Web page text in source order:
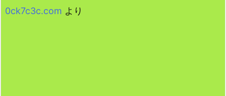
0ck7c3c.com より